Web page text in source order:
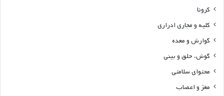
کرونا
کلیه و مجاری ادراری
گوارش و معده
گوش، حلق و بینی
محتوای سلامتی
مغز و اعصاب